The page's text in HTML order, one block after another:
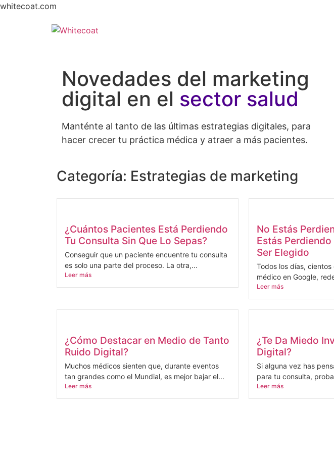
whitecoat.com
Novedades del marketing
digital en el sector salud
Manténte al tanto de las últimas estrategias digitales, para
hacer crecer tu práctica médica y atraer a más pacientes.
Categoría: Estrategias de marketing
¿Cuántos Pacientes Está Perdiendo
Tu Consulta Sin Que Lo Sepas?
Conseguir que un paciente encuentre tu consulta
es solo una parte del proceso. La otra,...
Leer más
No Estás
Estás
Ser Elegido
Todos los días,
médico en Google,
Leer más
¿Cómo Destacar en Medio de Tanto
Ruido Digital?
Muchos médicos sienten que, durante eventos
tan grandes como el Mundial, es mejor bajar el...
Leer más
¿Te Da Miedo
Digital?
Si alguna vez has
para tu consulta,
Leer más